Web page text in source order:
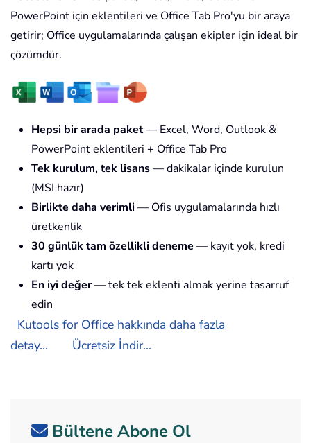
PowerPoint için eklentileri ve Office Tab Pro'yu bir araya
getirir; Office uygulamalarında çalışan ekipler için ideal bir
çözümdür.
Hepsi bir arada paket— Excel, Word, Outlook &
PowerPoint eklentileri + Office Tab Pro
Tek kurulum, tek lisans— dakikalar içinde kurulun
(MSI hazır)
Birlikte daha verimli — Ofis uygulamalarında hızlı
üretkenlik
30 günlük tam özellikli deneme — kayıt yok, kredi
kartı yok
En iyi değer— tek tek eklenti almak yerine tasarruf
edin
Kutools for Office hakkında daha fazla
detay...
Ücretsiz İndir...
Bültene Abone Ol